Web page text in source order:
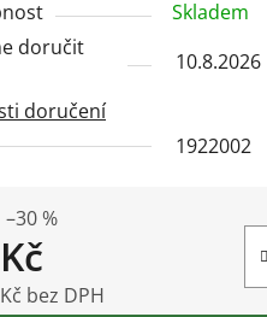
Skladem
doručit
10.8.2026
doručení
1922002
–30 %
bez DPH